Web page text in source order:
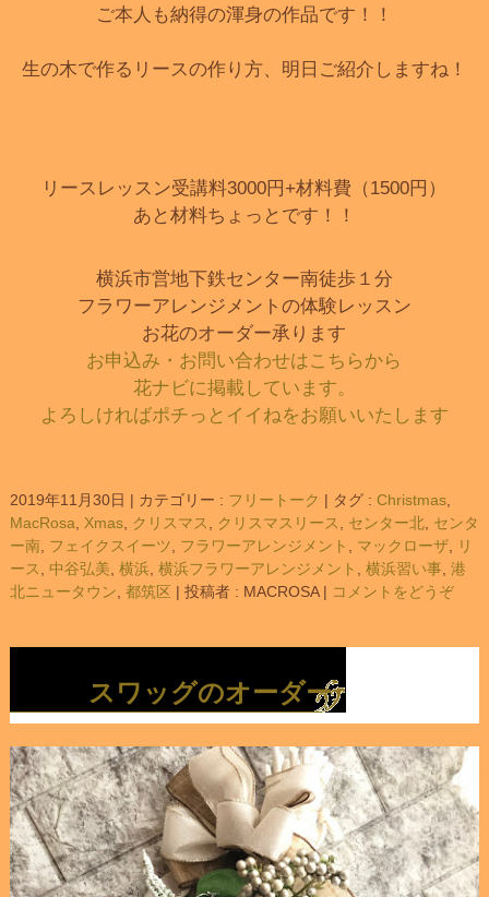
ご本人も納得の渾身の作品です！！
生の木で作るリースの作り方、明日ご紹介しますね！
リースレッスン受講料3000円+材料費（1500円）
あと材料ちょっとです！！
横浜市営地下鉄センター南徒歩１分
フラワーアレンジメントの体験レッスン
お花のオーダー承ります
お申込み・お問い合わせはこちらから
花ナビに掲載しています。
よろしければポチっとイイねをお願いいたします
2019年11月30日 | カテゴリー : フリートーク | タグ : Christmas,
MacRosa
Xmas, クリスマス クリスマスリース センター北, センタ
ー南, フェイクスイーツ フラワーアレンジメント マックローザ,
リ
ース
中谷弘美 横浜, 横浜フラワーアレンジメント 横浜習い事, 港
北ニュータウン 都筑区 | 投稿者 : MACROSA | コメントをどうぞ
スワッグのオーダー